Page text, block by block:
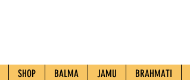
SHOP BALMA JAMU BRAHMATI